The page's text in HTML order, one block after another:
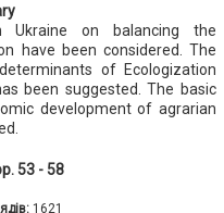
Ukraine on balancing the
have been considered. The
of Ecologization
been suggested. The basic
development of agrarian
53 - 58
1621